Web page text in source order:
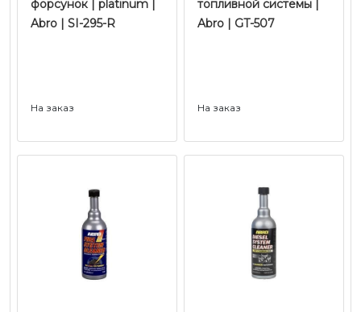
форсунок | platinum |
Abro | SI-295-R
На заказ
топливной системы |
Abro | GT-507
На заказ